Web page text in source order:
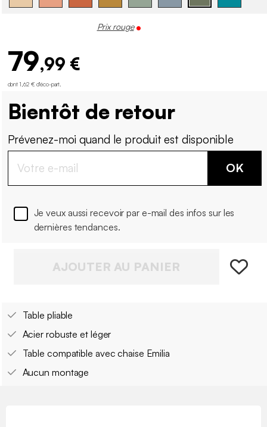
Prix rouge
79,99 €
dont 1,62 € d'éco-part
Bientôt de retour
Prévenez-moi quand le produit est disponible
OK
Je veux aussi recevoir par e-mail des infos sur les
dernières tendances.
AJOUTER AU PANIER
Table pliable
Acier robuste et léger
Table compatible avec chaise Emilia
Aucun montage